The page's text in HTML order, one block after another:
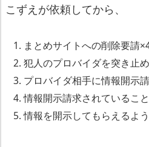
こずえが依頼してから、
まとめサイトへの削除要請
犯人のプロバイダを突き止
プロバイダ相手に情報開示
情報開示請求されているこ
情報を開示してもらえるよ